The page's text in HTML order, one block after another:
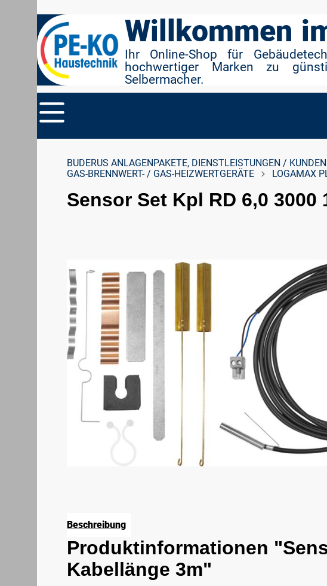
Suche springen
Willkommen
Ihr Online-Shop für
hochwertiger Marken zu
Selbermacher.
BUDERUS ANLAGENPAKETE, DIENSTLEISTUNGEN /
GAS-BRENNWERT- / GAS-HEIZWERTGERÄTE
LOGAMAX
Sensor Set Kpl RD 6,0
Beschreibung
Produktinformationen
Kabellänge 3m"